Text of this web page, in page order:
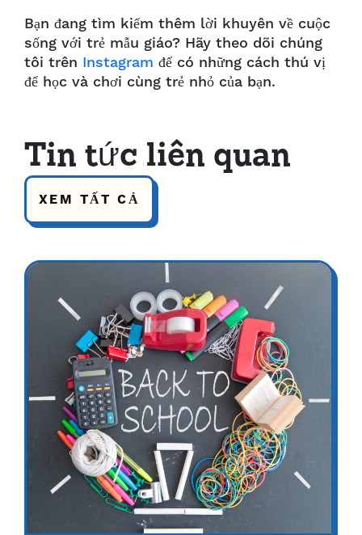
Bạn đang tìm kiếm thêm lời khuyên về cuộc
sống với trẻ mẫu giáo? Hãy theo dõi chúng
tôi trên Instagram để có những cách thú vị
để học và chơi cùng trẻ nhỏ của bạn.
Tin tức liên quan
XEM TẤT CẢ